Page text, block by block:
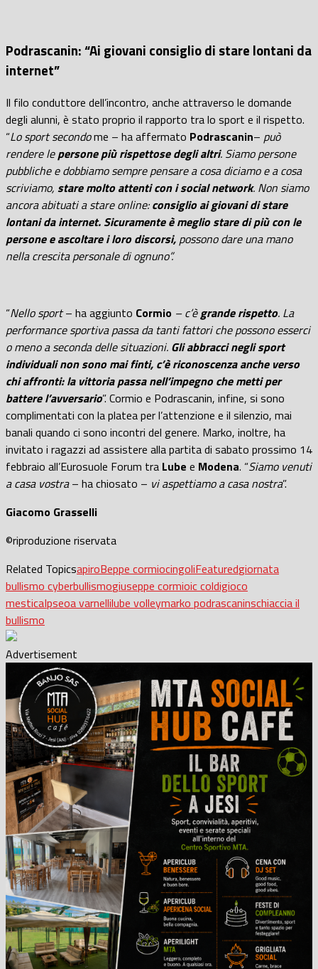
Podrascanin: “Ai giovani consiglio di stare lontani da
internet”
Il filo conduttore dell’incontro, anche attraverso le domande
degli alunni, è stato proprio il rapporto tra lo sport e il rispetto.
“Lo sport secondome – ha affermato Podrascanin– può
rendere lepersone più rispettose degli altri. Siamo persone
pubbliche e dobbiamo sempre pensare a cosa diciamo e a cosa
scriviamo, stare molto attenti con i social network. Non siamo
ancora abituati a stare online:consiglio ai giovani di stare
lontani da internet. Sicuramente è meglio stare di più con le
persone e ascoltare i loro discorsi, possono dare una mano
nella crescita personale di ognuno”.
“Nello sport– ha aggiunto Cormio – c’ègrande rispetto. La
performance sportiva passa da tanti fattori che possono esserci
o meno a seconda delle situazioni. Gli abbracci negli sport
individuali non sono mai finti, c’è riconoscenza anche verso
chi affronti: la vittoria passa nell’impegno che metti per
battere l’avversario”. Cormio e Podrascanin, infine, si sono
complimentati con la platea per l’attenzione e il silenzio, mai
banali quando ci sono incontri del genere. Marko, inoltre, ha
invitato i ragazzi ad assistere alla partita di sabato prossimo 14
febbraio all’Eurosuole Forum tra Lube e Modena. “Siamo venuti
a casa vostra– ha chiosato – vi aspettiamo a casa nostra”.
Giacomo Grasselli
©riproduzione riservata
Related TopicsapiroBeppe cormiocingoliFeaturedgiornata
bullismo cyberbullismogiuseppe cormioic coldigioco
mesticaIpseoa varnellilube volleymarko podrascaninschiaccia il
bullismo
Advertisement